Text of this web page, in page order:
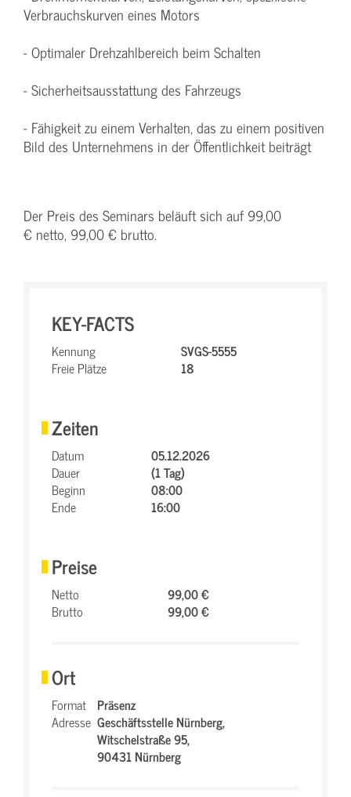
Verbrauchskurven eines Motors
- Optimaler Drehzahlbereich beim Schalten
- Sicherheitsausstattung des Fahrzeugs
- Fähigkeit zu einem Verhalten, das zu einem positiven
Bild des Unternehmens in der Öffentlichkeit beiträgt
Der Preis des Seminars beläuft sich auf 99,00
€ netto, 99,00 € brutto.
KEY-FACTS
Kennung
SVGS-5555
Freie Plätze
18
Zeiten
Datum
05.12.2026
Dauer
(1 Tag)
Beginn
08:00
Ende
16:00
Preise
Netto
99,00 €
Brutto
99,00 €
Ort
Format Präsenz
Adresse Geschäftsstelle Nürnberg,
Witschelstraße 95,
90431 Nürnberg